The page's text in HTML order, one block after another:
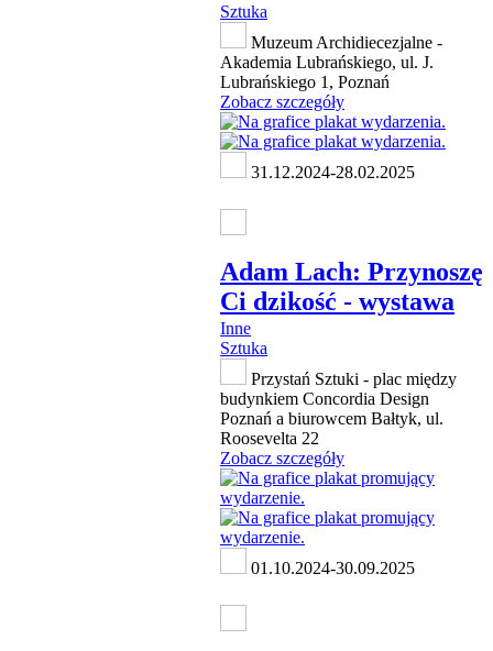
Sztuka
Muzeum Archidiecezjalne -
Akademia Lubrańskiego, ul. J.
Lubrańskiego 1, Poznań
Zobacz szczegóły
31.12.2024-28.02.2025
Adam Lach: Przynoszę
Ci dzikość - wystawa
Inne
Sztuka
Przystań Sztuki - plac między
budynkiem Concordia Design
Poznań a biurowcem Bałtyk, ul.
Roosevelta 22
Zobacz szczegóły
01.10.2024-30.09.2025